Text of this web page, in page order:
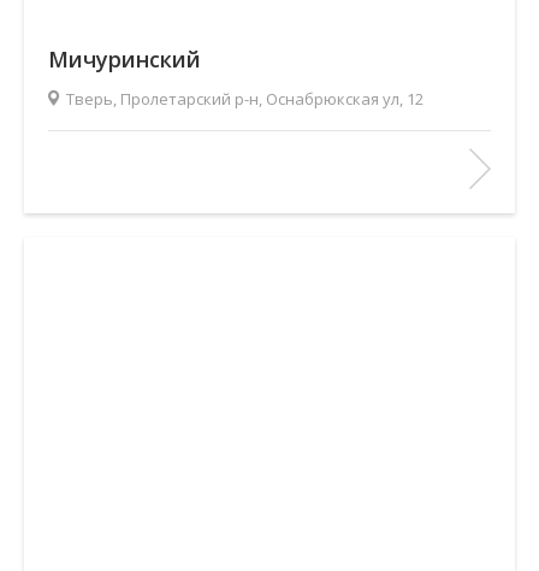
Мичуринский
Тверь, Пролетарский р-н, Оснабрюкская ул, 12